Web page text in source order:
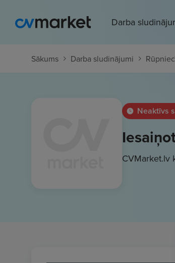
Darba
Sākums Darba sludinājumi
Neaktīvs
CVMarket.lv